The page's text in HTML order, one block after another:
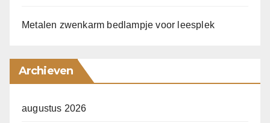
Metalen zwenkarm bedlampje voor leesplek
Archieven
augustus 2026